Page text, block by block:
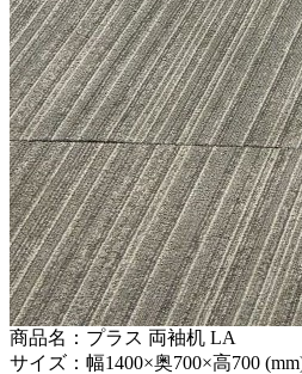
商品名：プラス 両袖机 LA
サイズ：幅1400×奥700×高700